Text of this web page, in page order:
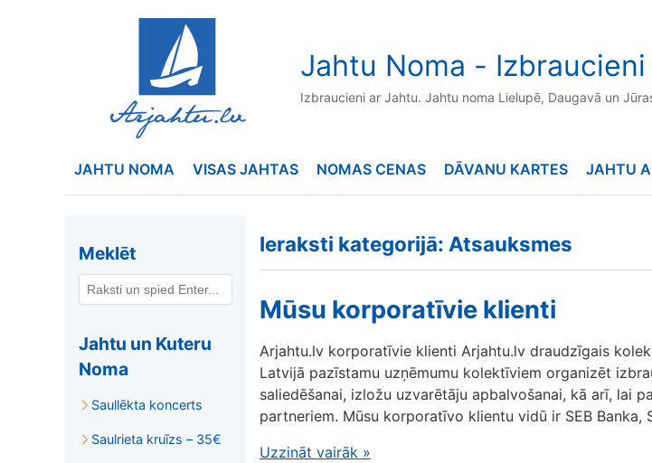
Jahtu Noma -
Izbraucieni ar Jahtu. Jahtu noma Lielupē, Daugavā un
JAHTU NOMA VISAS JAHTAS NOMAS CENAS DĀVANU KARTES JAHTU
Meklēt
Jahtu un Kuteru
Noma
Saullēkta koncerts
Saulrieta kruīzs – 35€
Ieraksti kategorijā: Atsauksmes
Mūsu korporatīvie klienti
Arjahtu.lv korporatīvie klienti Arjahtu.lv draudzīgais
Latvijā pazīstamu uzņēmumu kolektīviem organizēt
saliedēšanai, izložu uzvarētāju apbalvošanai, kā arī, lai
partneriem. Mūsu korporatīvo klientu vidū ir SEB Banka,
Uzzināt vairāk »